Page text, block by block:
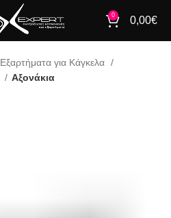
0 0,00€
Εξαρτήματα για Κάγκελα
Αξονάκια